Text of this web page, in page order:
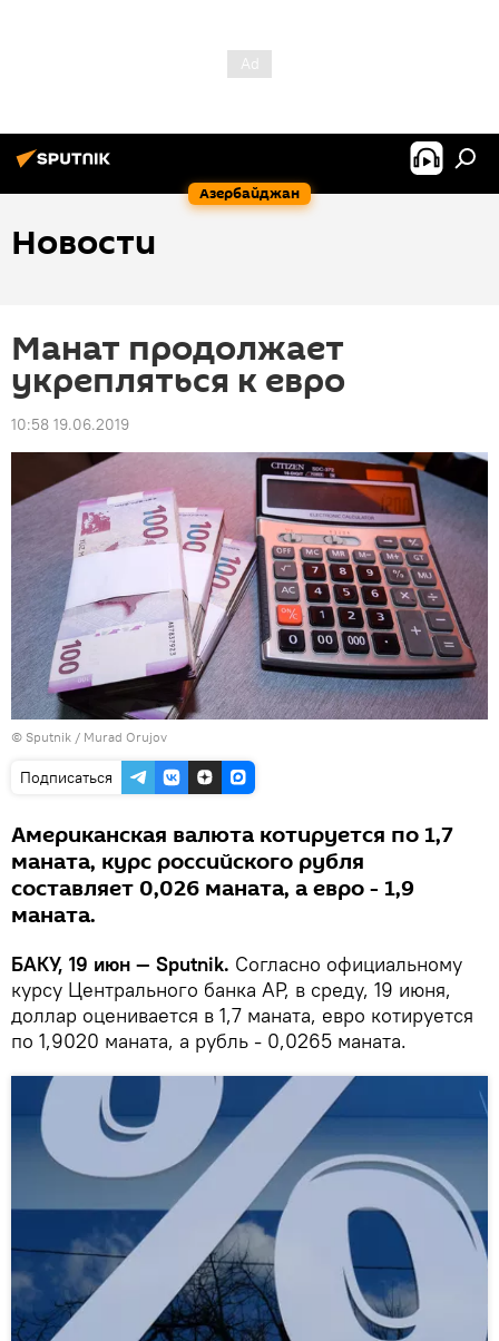
Азербайджан
Новости
Манат продолжает
укрепляться к евро
10:58 19.06.2019
© Sputnik / Murad Orujov
Подписаться
Американская валюта котируется по 1,7
маната, курс российского рубля
составляет 0,026 маната, а евро - 1,9
маната.
БАКУ, 19 июн — Sputnik. Согласно официальному
курсу Центрального банка АР, в среду, 19 июня,
доллар оценивается в 1,7 маната, евро котируется
по 1,9020 маната, а рубль - 0,0265 маната.